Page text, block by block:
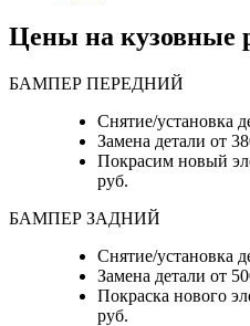
Цены на кузовные
БАМПЕР ПЕРЕДНИЙ
Снятие/установка
Замена детали от
Покрасим новый
руб.
БАМПЕР ЗАДНИЙ
Снятие/установка
Замена детали от
Покраска нового
руб.